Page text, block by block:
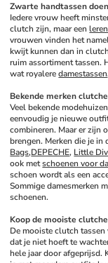
Zwarte handtassen
Iedere vrouw heeft
clutch zijn, maar een
vrouwen vinden het
kwijt kunnen dan in
ruim assortiment tassen.
wat royalere damestassen
Bekende merken
Veel bekende
eenvoudig je nieuwe
combineren. Maar er zijn
brengen. Merken die je
Bags,DEPECHE, Little
ook met schoenen voor
schoen wordt als een
Sommige damesmerken
schoenen.
Koop de mooiste
De mooiste clutch
dat je niet hoeft te
hele jaar door afgeprijsd.